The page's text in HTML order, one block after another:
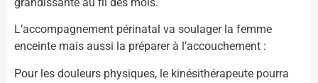
L’accompagnement périnatal va soulager la femme
enceinte mais aussi la préparer à l’accouchement :
Pour les douleurs physiques, le kinésithérapeute pourra